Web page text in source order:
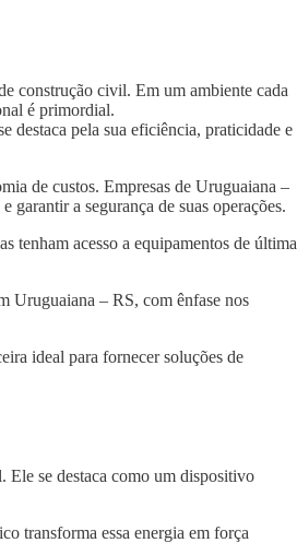
construção civil. Em um ambiente cada
é primordial.
destaca pela sua eficiência, praticidade e
de custos. Empresas de Uruguaiana –
a segurança de suas operações.
tenham acesso a equipamentos de última
Uruguaiana – RS, com ênfase nos
ideal para fornecer soluções de
se destaca como um dispositivo
transforma essa energia em força